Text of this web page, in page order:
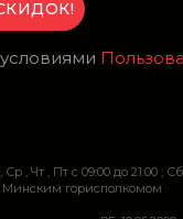
, Чт , Пт c 09:00 до 21:00 ; Сб
Минским горисполкомом